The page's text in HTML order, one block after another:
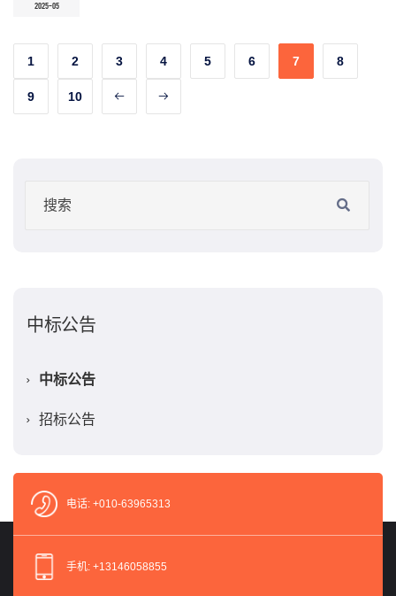
2025-05
1 2 3 4 5 6 7 8
9 10
中标公告
中标公告
招标公告
电话: +010-63965313
手机: +13146058855